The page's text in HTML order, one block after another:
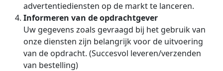
advertentiediensten op de markt te lanceren.
Informeren van de opdrachtgever
Uw gegevens zoals gevraagd bij het gebruik van
onze diensten zijn belangrijk voor de uitvoering
van de opdracht. (Succesvol leveren/verzenden
van bestelling)